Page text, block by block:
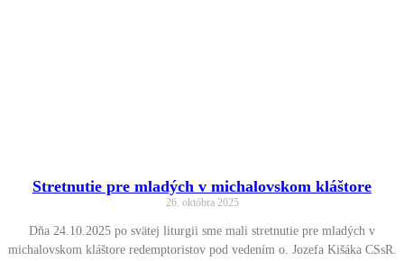
Stretnutie pre mladých v michalovskom kláštore
26. októbra 2025
Dňa 24.10.2025 po svätej liturgii sme mali stretnutie pre mladých v
michalovskom kláštore redemptoristov pod vedením o. Jozefa Kišáka CSsR.